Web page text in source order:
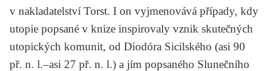
v nakladatelství Torst. I on vyjmenovává případy, kdy
utopie popsané v knize inspirovaly vznik skutečných
utopických komunit, od Diodóra Sicilského (asi 90
př. n. l.–asi 27 př. n. l.) a jím popsaného Slunečního